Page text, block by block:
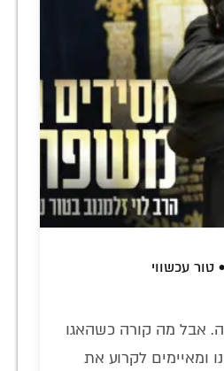
עכשווי
אבל מה קורה כשהאגו
ומאיימים לקרוע את